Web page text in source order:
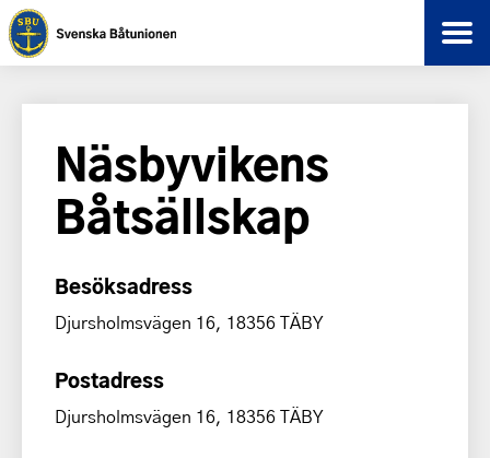
Näsbyvikens
Båtsällskap
Besöksadress
Djursholmsvägen 16, 18356 TÄBY
Postadress
Djursholmsvägen 16, 18356 TÄBY